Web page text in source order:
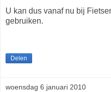
U kan dus vanaf nu bij
gebruiken.
Delen
woensdag 6 januari 2010